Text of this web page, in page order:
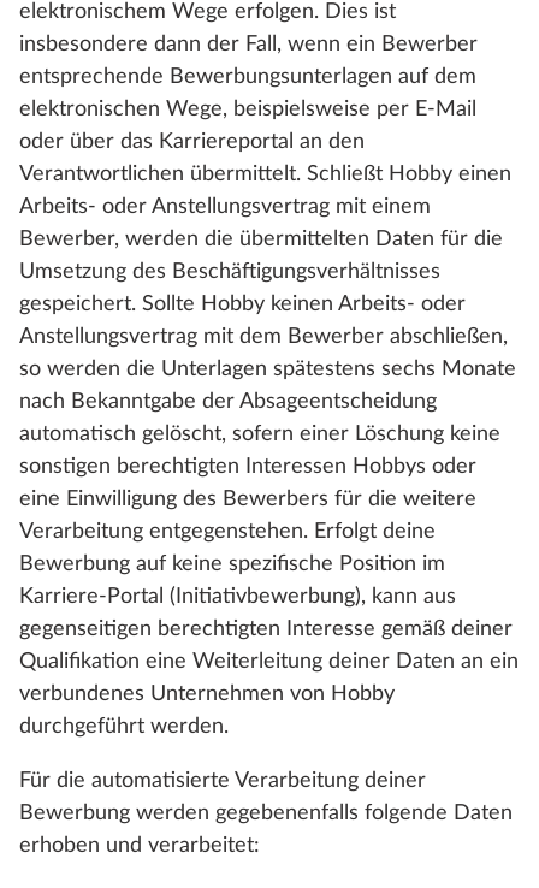
elektronischem Wege erfolgen. Dies ist
insbesondere dann der Fall, wenn ein Bewerber
entsprechende Bewerbungsunterlagen auf dem
elektronischen Wege, beispielsweise per E-Mail
oder über das Karriereportal an den
Verantwortlichen übermittelt. Schließt Hobby einen
Arbeits- oder Anstellungsvertrag mit einem
Bewerber, werden die übermittelten Daten für die
Umsetzung des Beschäftigungsverhältnisses
gespeichert. Sollte Hobby keinen Arbeits- oder
Anstellungsvertrag mit dem Bewerber abschließen,
so werden die Unterlagen spätestens sechs Monate
nach Bekanntgabe der Absageentscheidung
automatisch gelöscht, sofern einer Löschung keine
sonstigen berechtigten Interessen Hobbys oder
eine Einwilligung des Bewerbers für die weitere
Verarbeitung entgegenstehen. Erfolgt deine
Bewerbung auf keine spezifische Position im
Karriere-Portal (Initiativbewerbung), kann aus
gegenseitigen berechtigten Interesse gemäß deiner
Qualifikation eine Weiterleitung deiner Daten an ein
verbundenes Unternehmen von Hobby
durchgeführt werden.
Für die automatisierte Verarbeitung deiner
Bewerbung werden gegebenenfalls folgende Daten
erhoben und verarbeitet: